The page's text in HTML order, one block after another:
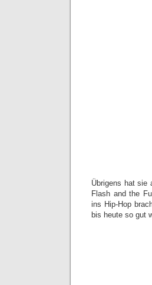
Übrigens hat sie
Flash and the
ins Hip-Hop
bis heute so gut